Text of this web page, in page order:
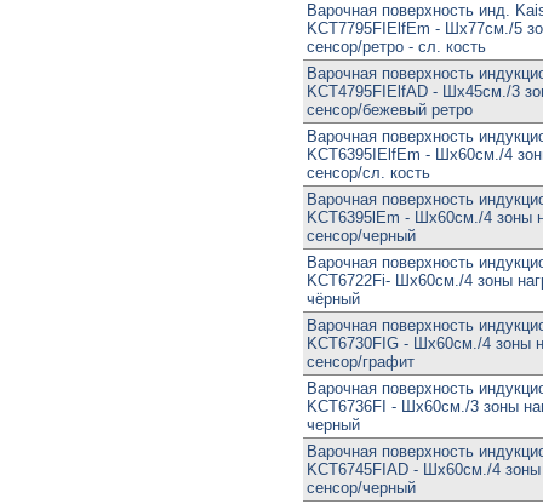
Варочная поверхность инд.
KCT7795FIElfEm - Шx77см./5
сенсор/ретро - сл. кость
Варочная поверхность
KCT4795FIElfAD - Шx45см./3
сенсор/бежевый ретро
Варочная поверхность
KCT6395IElfEm - Шx60см./4
сенсор/сл. кость
Варочная поверхность
KCT6395lEm - Шx60см./4 зоны
сенсор/черный
Варочная поверхность
KCT6722Fi- Шx60см./4 зоны
чёрный
Варочная поверхность
KCT6730FIG - Шx60см./4 зоны
сенсор/графит
Варочная поверхность
KCT6736FI - Шx60см./3 зоны
черный
Варочная поверхность
KCT6745FIAD - Шx60см./4 зоны
сенсор/черный